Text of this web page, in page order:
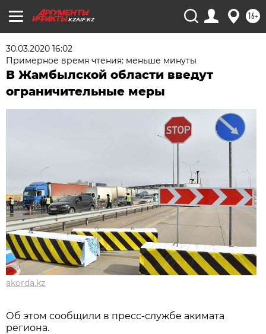
KZAIF.KZ 16+
30.03.2020 16:02
Примерное время чтения: меньше минуты
В Жамбылской области введут
ограничительные меры
akorda.kz
Об этом сообщили в пресс-службе акимата
региона.